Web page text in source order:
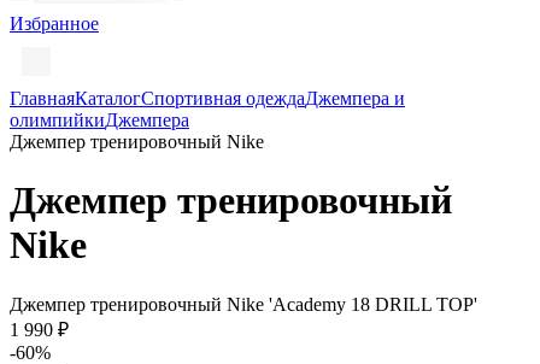
Избранное
ГлавнаяКаталогСпортивная одеждаДжемпера и
олимпийкиДжемпера
Джемпер тренировочный Nike
Джемпер тренировочный
Nike
Джемпер тренировочный Nike 'Academy 18 DRILL TOP'
1 990 ₽
-60%